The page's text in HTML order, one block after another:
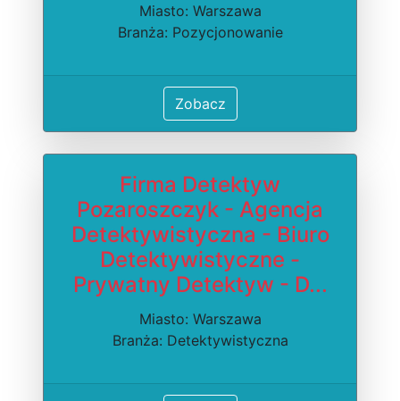
Miasto: Warszawa
Branża: Pozycjonowanie
Zobacz
Firma Detektyw
Pozaroszczyk - Agencja
Detektywistyczna - Biuro
Detektywistyczne -
Prywatny Detektyw - D...
Miasto: Warszawa
Branża: Detektywistyczna